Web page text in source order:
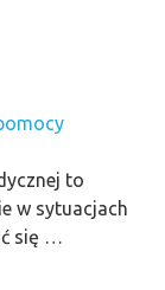
to
w sytuacjach
się …